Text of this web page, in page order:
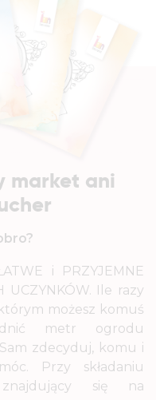
market ani
i PRZYJEMNE
UCZYNKÓW. Ile razy
możesz komuś
metr ogrodu
zdecyduj, komu i
Przy składaniu
znajdujący się na